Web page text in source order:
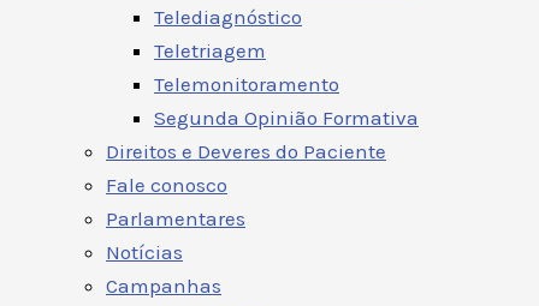
Telediagnóstico
Teletriagem
Telemonitoramento
Segunda Opinião Formativa
Direitos e Deveres do Paciente
Fale conosco
Parlamentares
Notícias
Campanhas